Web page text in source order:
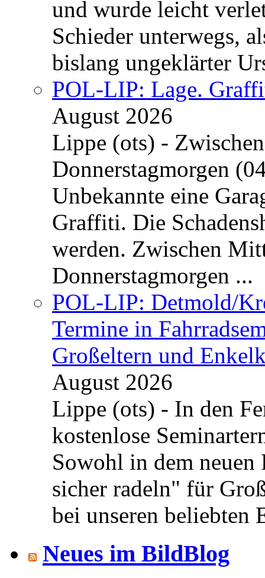
und wurde leicht
Schieder unterwegs,
bislang ungeklärter
POL-LIP: Lage.
August 2026
Lippe (ots) -
Donnerstagmorgen
Unbekannte eine
Graffiti. Die
werden. Zwischen
Donnerstagmorgen ...
POL-LIP: Detmold/
Termine in
Großeltern und
August 2026
Lippe (ots) - In den
kostenlose
Sowohl in dem neuen
sicher radeln" für
bei unseren beliebten
Neues im BildBlog